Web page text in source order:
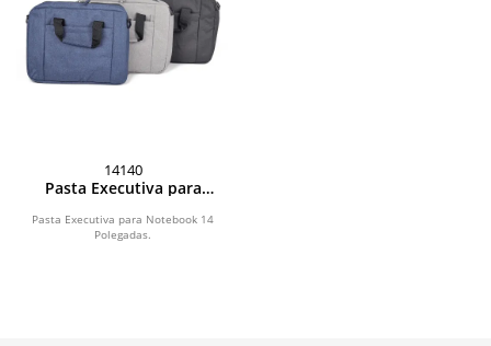
14140
Pasta Executiva para
Pasta Executiva para Notebook 14
Polegadas.